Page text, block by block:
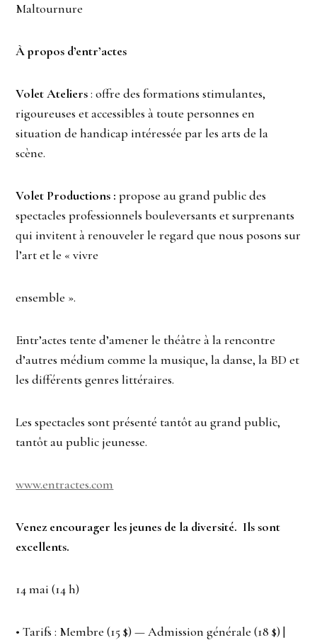
Maltournure
À propos d’entr’actes
Volet Ateliers: offre des formations stimulantes,
rigoureuses et accessibles à toute personnes en
situation de handicap intéressée par les arts de la
scène.
Volet Productions :propose au grand public des
spectacles professionnels bouleversants et surprenants
qui invitent à renouveler le regard que nous posons sur
l’art et le « vivre
ensemble ».
Entr’actes tente d’amener le théâtre à la rencontre
d’autres médium comme la musique, la danse, la BD et
les différents genres littéraires.
Les spectacles sont présenté tantôt au grand public,
tantôt au public jeunesse.
www.entractes.com
Venez encourager les jeunes de la diversité. Ils sont
excellents.
14 mai (14 h)
• Tarifs : Membre (15 $) — Admission générale (18 $) |